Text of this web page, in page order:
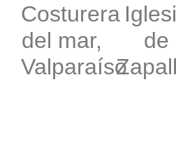
Costurera
del mar,
Valparaíso
de